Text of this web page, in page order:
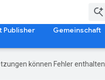
Publisher Gemeinschaft
können Fehler enthalten.